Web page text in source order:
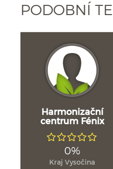
PODOBNÍ
Harmonizační
centrum Fénix
0%
Kraj Vysočina